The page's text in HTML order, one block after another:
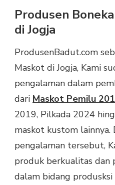
Produsen
di Jogja
ProdusenBadut.com
Maskot di Jogja, Kami
pengalaman dalam
dari Maskot Pemilu
2019, Pilkada 2024
maskot kustom lainnya.
pengalaman tersebut,
produk berkualitas dan
dalam bidang